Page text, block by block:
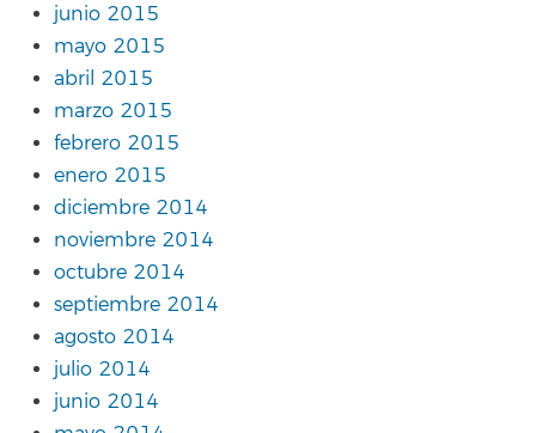
junio 2015
mayo 2015
abril 2015
marzo 2015
febrero 2015
enero 2015
diciembre 2014
noviembre 2014
octubre 2014
septiembre 2014
agosto 2014
julio 2014
junio 2014